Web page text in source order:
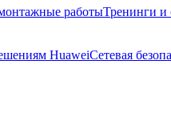
работыТренинги и
HuaweiСетевая